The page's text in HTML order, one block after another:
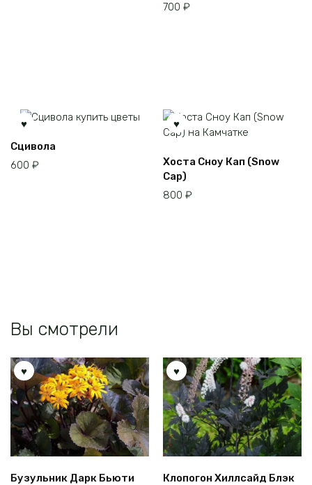
700 ₽
Сцивола
600 ₽
Хоста Сноу Кап (Snow
Cap)
800 ₽
Вы смотрели
Бузульник Дарк Бьюти
Клопогон Хиллсайд Блэк